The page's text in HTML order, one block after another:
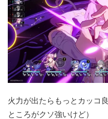
火力が出たらもっとカッ
ところがクソ強いけど）